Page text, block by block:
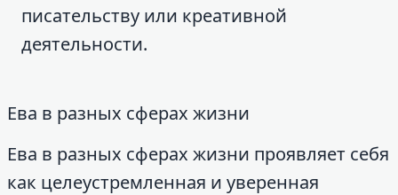
писательству или креативной
деятельности.
Ева в разных сферах жизни
Ева в разных сферах жизни проявляет себя
как целеустремленная и уверенная